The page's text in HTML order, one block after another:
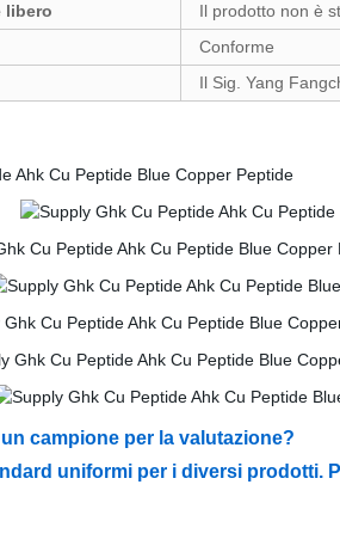
libero
Il prodotto non è
Conforme
Il Sig. Yang
campione per la valutazione?
uniformi per i diversi prodotti.